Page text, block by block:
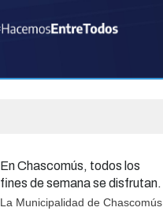
En Chascomús, todos los
fines de semana se disfrutan.
La Municipalidad de Chascomús